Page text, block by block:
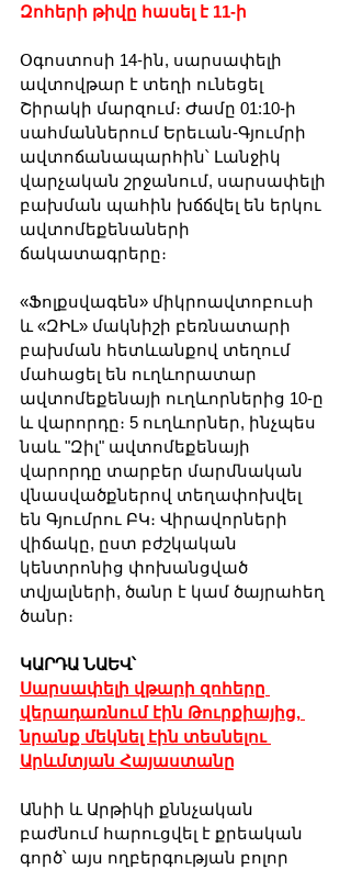
Զոհերի թիվը հասել է 11-ի
Օգոստոսի 14-ին, սարսափելի
ավտովթար է տեղի ունեցել
Շիրակի մարզում։ Ժամը 01:10-ի
սահմաններում Երեւան-Գյումրի
ավտոճանապարհին՝ Լանջիկ
վարչական շրջանում, սարսափելի
բախման պահին խճճվել են երկու
ավտոմեքենաների
ճակատագրերը։
«Ֆոլքսվագեն» միկրոավտոբուսի
և «ԶԻԼ» մակնիշի բեռնատարի
բախման հետևանքով տեղում
մահացել են ուղևորատար
ավտոմեքենայի ուղևորներից 10-ը
և վարորդը։ 5 ուղևորներ, ինչպես
նաև "Զիլ" ավտոմեքենայի
վարորդը տարբեր մարմնական
վնասվածքներով տեղափոխվել
են Գյումրու ԲԿ։ Վիրավորների
վիճակը, ըստ բժշկական
կենտրոնից փոխանցված
տվյալների, ծանր է կամ ծայրահեղ
ծանր։
ԿԱՐԴԱ ՆԱԵՎ՝
Սարսափելի վթարի զոհերը
վերադառնում էին Թուրքիայից,
նրանք մեկնել էին տեսնելու
Արևմտյան Հայաստանը
Անիի և Արթիկի քննչական
բաժնում հարուցվել է քրեական
գործ՝ այս ողբերգության բոլոր